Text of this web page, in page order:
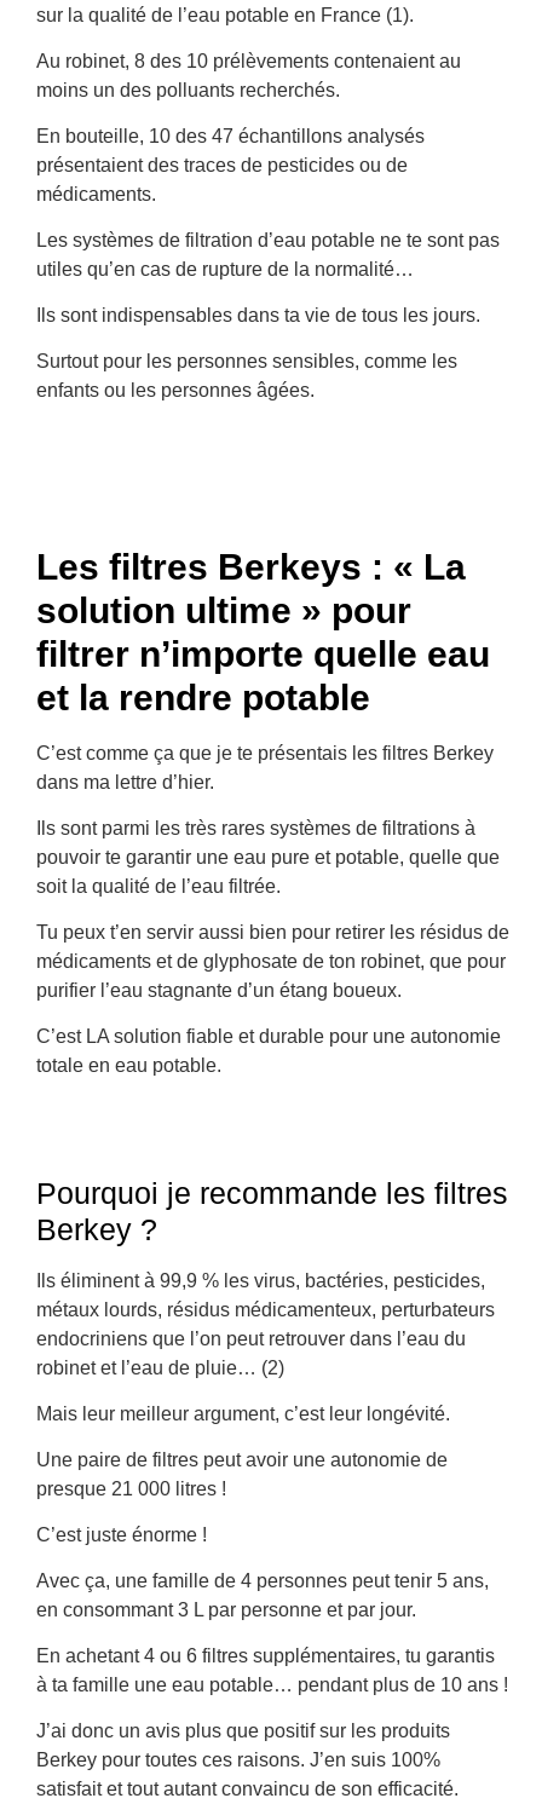
sur la qualité de l’eau potable en France (1).
Au robinet, 8 des 10 prélèvements contenaient au
moins un des polluants recherchés.
En bouteille, 10 des 47 échantillons analysés
présentaient des traces de pesticides ou de
médicaments.
Les systèmes de filtration d’eau potable ne te sont pas
utiles qu’en cas de rupture de la normalité…
Ils sont indispensables dans ta vie de tous les jours.
Surtout pour les personnes sensibles, comme les
enfants ou les personnes âgées.
Les filtres Berkeys : « La
solution ultime » pour
filtrer n’importe quelle eau
et la rendre potable
C’est comme ça que je te présentais les filtres Berkey
dans ma lettre d’hier.
Ils sont parmi les très rares systèmes de filtrations à
pouvoir te garantir une eau pure et potable, quelle que
soit la qualité de l’eau filtrée.
Tu peux t’en servir aussi bien pour retirer les résidus de
médicaments et de glyphosate de ton robinet, que pour
purifier l’eau stagnante d’un étang boueux.
C’est LA solution fiable et durable pour une autonomie
totale en eau potable.
Pourquoi je recommande les filtres
Berkey ?
Ils éliminent à 99,9 % les virus, bactéries, pesticides,
métaux lourds, résidus médicamenteux, perturbateurs
endocriniens que l’on peut retrouver dans l’eau du
robinet et l’eau de pluie… (2)
Mais leur meilleur argument, c’est leur longévité.
Une paire de filtres peut avoir une autonomie de
presque 21 000 litres !
C’est juste énorme !
Avec ça, une famille de 4 personnes peut tenir 5 ans,
en consommant 3 L par personne et par jour.
En achetant 4 ou 6 filtres supplémentaires, tu garantis
à ta famille une eau potable… pendant plus de 10 ans !
J’ai donc un avis plus que positif sur les produits
Berkey pour toutes ces raisons. J’en suis 100%
satisfait et tout autant convaincu de son efficacité.